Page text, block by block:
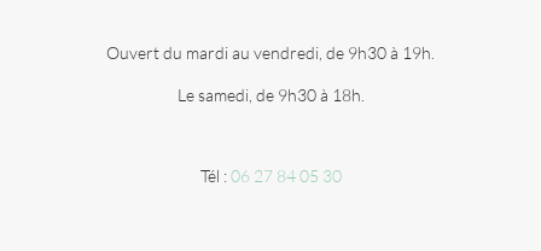
Ouvert du mardi au vendredi, de 9h30 à 19h.
Le samedi, de 9h30 à 18h.
Tél :06 27 84 05 30